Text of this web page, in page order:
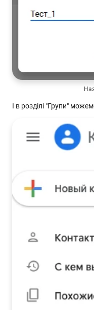
І в розділі "Групи"